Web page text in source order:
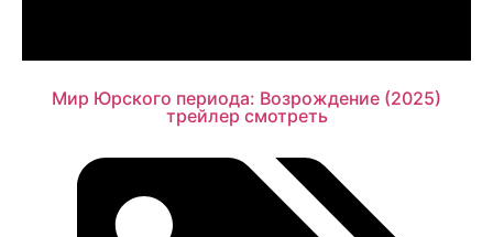
Мир Юрского периода: Возрождение (2025)
трейлер смотреть